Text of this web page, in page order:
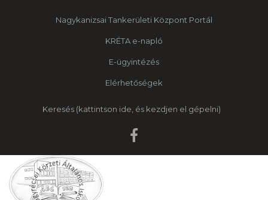
Nagykanizsai Tankerületi Központ Portál
KRÉTA e-napló
E-ügyintézés
Elérhetőségek
Keresés